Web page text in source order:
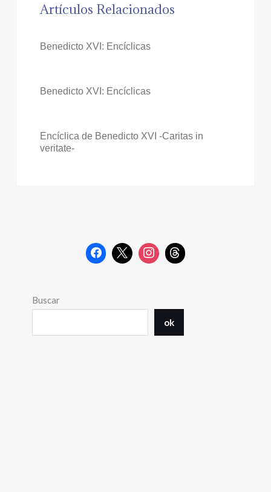
Artículos Relacionados
Benedicto XVI: Encíclicas
Benedicto XVI: Encíclicas
Encíclica de Benedicto XVI -Caritas in
veritate-
Buscar
ok